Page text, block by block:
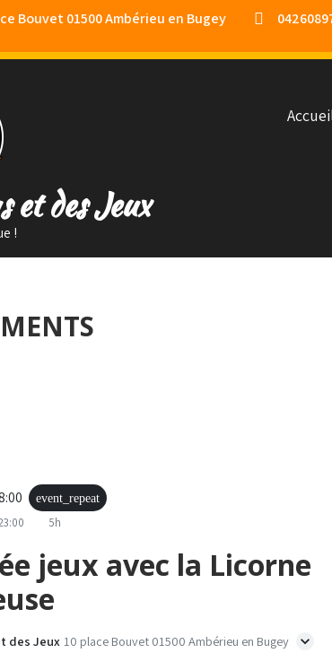
Bouvet 01500 Ambérieu en Bugey
et des Jeux
!
event_repeat
5h
jeux avec la Licorne
des Jeux 10 place Bouvet 01500 Ambérieu en Bugey